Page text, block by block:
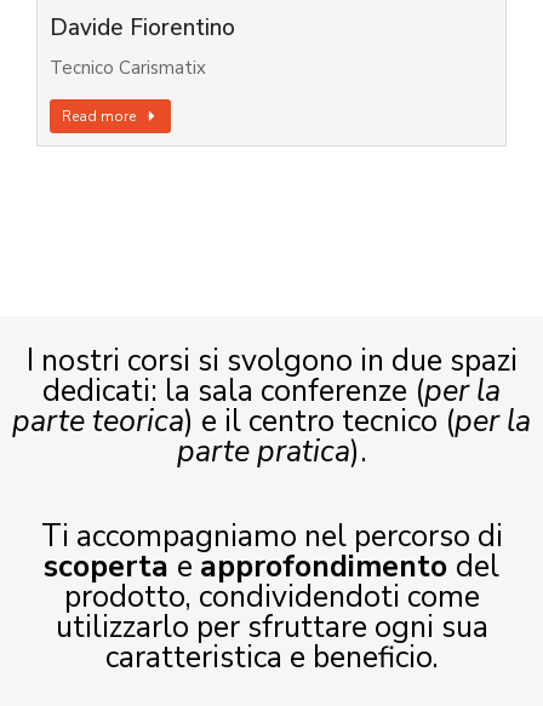
Davide Fiorentino
Tecnico Carismatix
Read more
I nostri corsi si svolgono in due spazi
dedicati: la sala conferenze (per la
parte teorica) e il centro tecnico (per la
parte pratica).
Ti accompagniamo nel percorso di
scoperta e approfondimento del
prodotto, condividendoti come
utilizzarlo per sfruttare ogni sua
caratteristica e beneficio.